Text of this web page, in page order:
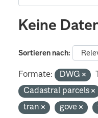
Keine
Sortieren nach
Formate: DWG
Cadastral parcels
tran
gove